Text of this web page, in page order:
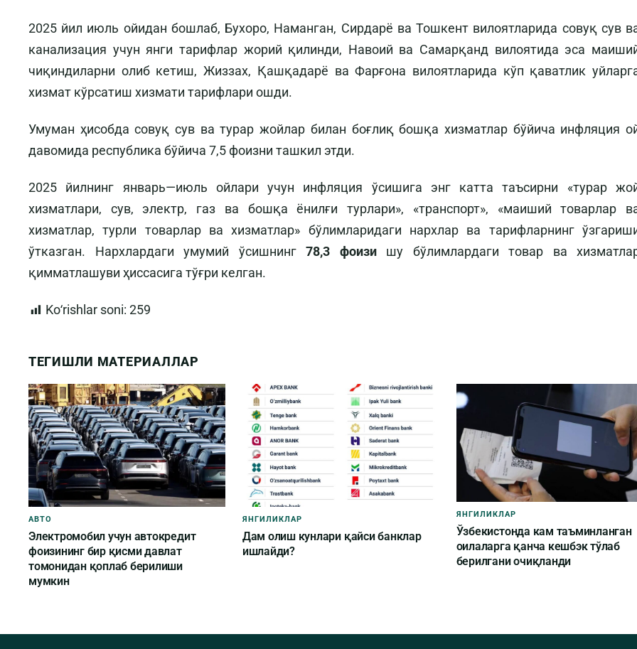
2025 йил июль ойидан бошлаб, Бухоро, Наманган, Сирдарё ва Тошкент вилоятларида совуқ сув
канализация учун янги тарифлар жорий қилинди, Навоий ва Самарқанд вилоятида эса
чиқиндиларни олиб кетиш, Жиззах, Қашқадарё ва Фарғона вилоятларида кўп қаватлик
хизмат кўрсатиш хизмати тарифлари ошди.
Умуман ҳисобда совуқ сув ва турар жойлар билан боғлиқ бошқа хизматлар бўйича инфляция
давомида республика бўйича 7,5 фоизни ташкил этди.
2025 йилнинг январь—июль ойлари учун инфляция ўсишига энг катта таъсирни «турар
хизматлари, сув, электр, газ ва бошқа ёнилғи турлари», «транспорт», «маиший товарлар
хизматлар, турли товарлар ва хизматлар» бўлимларидаги нархлар ва тарифларнинг
ўтказган. Нархлардаги умумий ўсишнинг 78,3 фоизишу бўлимлардаги товар ва
қимматлашуви ҳиссасига тўғри келган.
Koʻrishlar soni: 259
ТЕГИШЛИ МАТЕРИАЛЛАР
АВТО
Электромобил учун автокредит
фоизининг бир қисми давлат
томонидан қоплаб берилиши
мумкин
ЯНГИЛИКЛАР
Дам олиш кунлари қайси банклар
ишлайди?
ЯНГИЛИКЛАР
Ўзбекистонда кам таъминланган
оилаларга қанча кешбэк тўлаб
берилгани очиқланди